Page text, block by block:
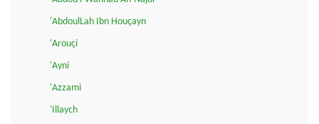
'AbdoulLah Ibn Houçayn
'Arouçi
'Ayni
'Azzami
'Illaych